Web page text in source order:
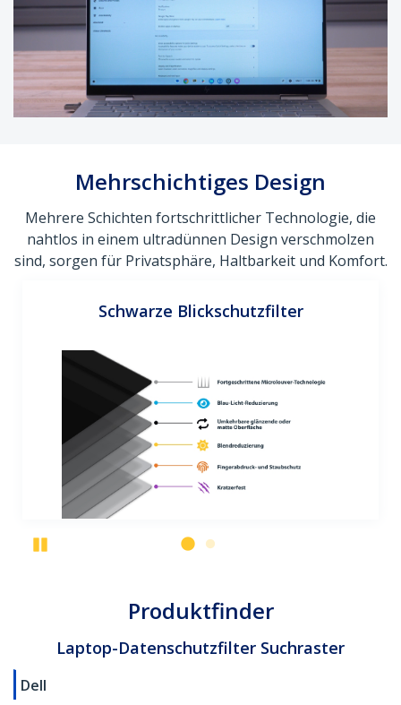
Mehrschichtiges Design
Mehrere Schichten fortschrittlicher Technologie, die
nahtlos in einem ultradünnen Design verschmolzen
sind, sorgen für Privatsphäre, Haltbarkeit und Komfort.
Goldene Blickschutzfilter
Produktfinder
Laptop-Datenschutzfilter Suchraster
Dell